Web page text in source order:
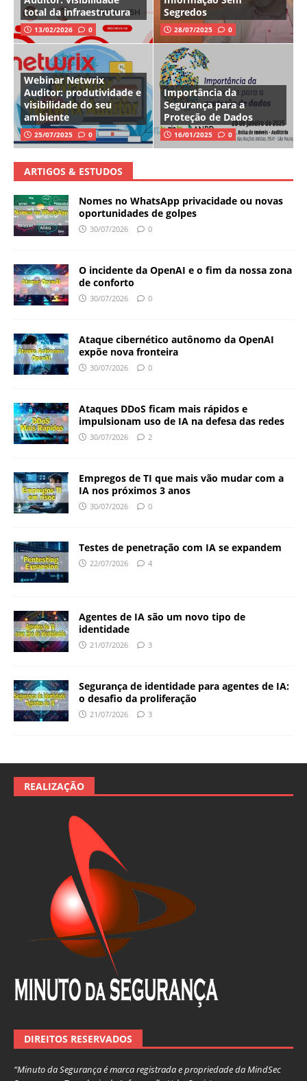
total da infraestrutura
13/02/2026 0
Segredos
28/07/2025 0
Webinar Netwrix
Auditor: produtividade e
visibilidade do seu
ambiente
25/07/2025 0
Importância da
Segurança para a
Proteção de Dados
16/01/2025 0
ARTIGOS & ESTUDOS
Nomes no WhatsApp privacidade ou novas
oportunidades de golpes
30/07/2026 0
O incidente da OpenAI e o fim da nossa zona
de conforto
30/07/2026 0
Ataque cibernético autônomo da OpenAI
expõe nova fronteira
30/07/2026 0
Ataques DDoS ficam mais rápidos e
impulsionam uso de IA na defesa das redes
30/07/2026 2
Empregos de TI que mais vão mudar com a
IA nos próximos 3 anos
30/07/2026 0
Testes de penetração com IA se expandem
22/07/2026 4
Agentes de IA são um novo tipo de
identidade
21/07/2026 3
Segurança de identidade para agentes de IA:
o desafio da proliferação
21/07/2026 3
REALIZAÇÃO
DIREITOS RESERVADOS
“Minuto da Segurança é marca registrada e propriedade da MindSec